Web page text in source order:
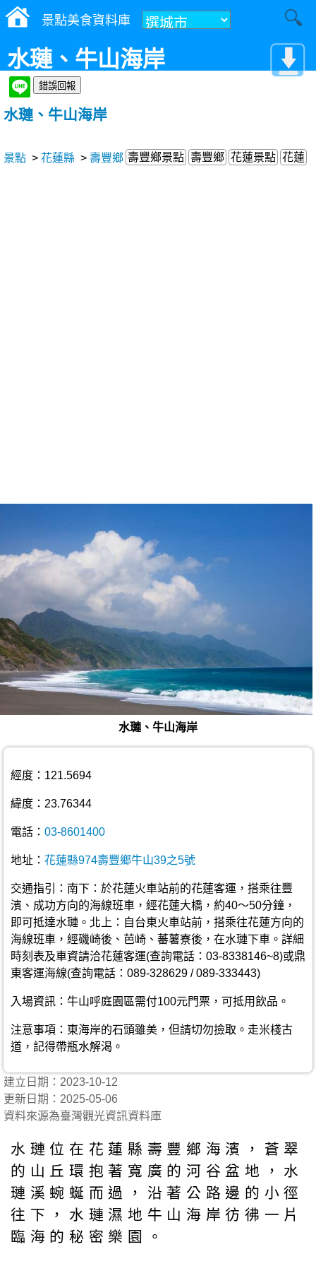
景點美食資料庫
水璉、牛山海岸
水璉、牛山海岸
景點 > 花蓮縣 > 壽豐鄉 壽豐鄉景點 壽豐鄉 花蓮景點 花蓮
水璉、牛山海岸
經度：121.5694
緯度：23.76344
電話： 03-8601400
地址： 花蓮縣974壽豐鄉牛山39之5號
交通指引：南下：於花蓮火車站前的花蓮客運，搭乘往豐
濱、成功方向的海線班車，經花蓮大橋，約40～50分鐘，
即可抵達水璉。北上：自台東火車站前，搭乘往花蓮方向的
海線班車，經磯崎後、芭崎、蕃薯寮後，在水璉下車。詳細
時刻表及車資請洽花蓮客運(查詢電話：03-8338146~8)或鼎
東客運海線(查詢電話：089-328629 / 089-333443)
入場資訊：牛山呼庭園區需付100元門票，可抵用飲品。
注意事項：東海岸的石頭雖美，但請切勿撿取。走米棧古
道，記得帶瓶水解渴。
建立日期：2023-10-12
更新日期：2025-05-06
資料來源為臺灣觀光資訊資料庫
水璉位在花蓮縣壽豐鄉海濱，蒼翠
的山丘環抱著寬廣的河谷盆地，水
璉溪蜿蜒而過，沿著公路邊的小徑
往下，水璉濕地牛山海岸彷彿一片
臨海的秘密樂園。